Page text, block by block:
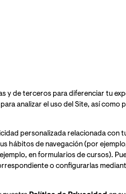
(hora Ecuador)
Cibernética"
a la sesión.
un
por los
para los
y de terceros para diferenciar tu
analizar el uso del Site, así como
personalizada relacionada con
hábitos de navegación (por
en formularios de cursos).
o configurarlas